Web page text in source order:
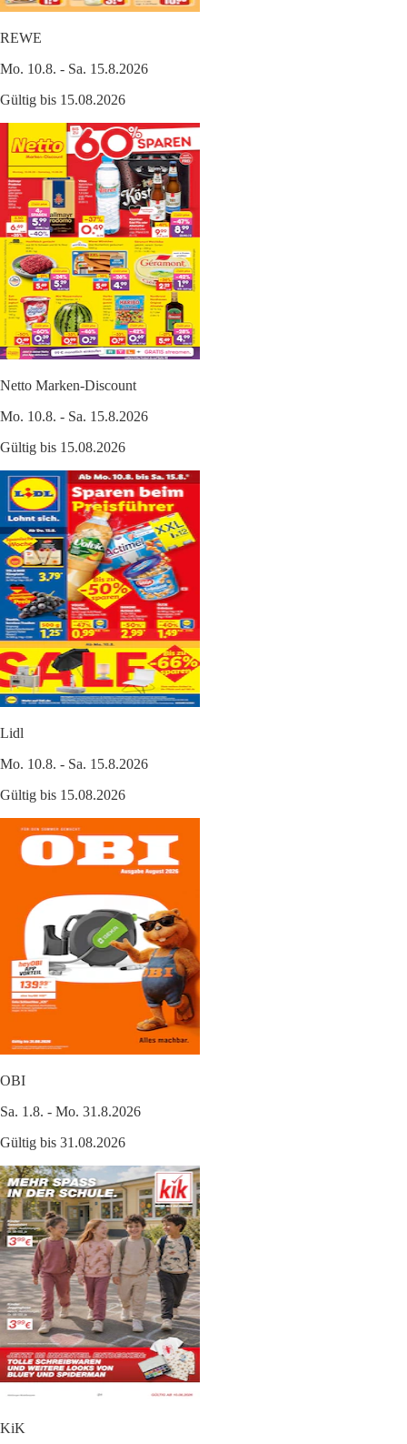
REWE
Mo. 10.8. - Sa. 15.8.2026
Gültig bis 15.08.2026
Netto Marken-Discount
Mo. 10.8. - Sa. 15.8.2026
Gültig bis 15.08.2026
Lidl
Mo. 10.8. - Sa. 15.8.2026
Gültig bis 15.08.2026
OBI
Sa. 1.8. - Mo. 31.8.2026
Gültig bis 31.08.2026
KiK